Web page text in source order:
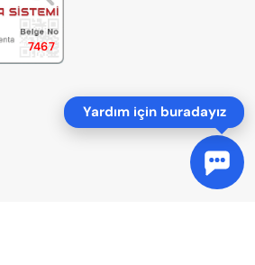
7467
Yardım için buradayız